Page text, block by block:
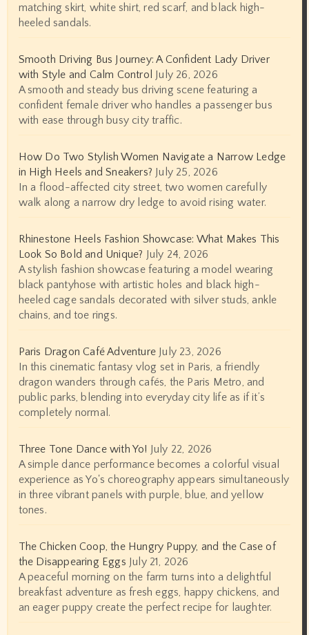
matching skirt, white shirt, red scarf, and black high-
heeled sandals.
Smooth Driving Bus Journey: A Confident Lady Driver
with Style and Calm Control July 26, 2026
A smooth and steady bus driving scene featuring a
confident female driver who handles a passenger bus
with ease through busy city traffic.
How Do Two Stylish Women Navigate a Narrow Ledge
in High Heels and Sneakers? July 25, 2026
In a flood-affected city street, two women carefully
walk along a narrow dry ledge to avoid rising water.
Rhinestone Heels Fashion Showcase: What Makes This
Look So Bold and Unique? July 24, 2026
A stylish fashion showcase featuring a model wearing
black pantyhose with artistic holes and black high-
heeled cage sandals decorated with silver studs, ankle
chains, and toe rings.
Paris Dragon Café Adventure July 23, 2026
In this cinematic fantasy vlog set in Paris, a friendly
dragon wanders through cafés, the Paris Metro, and
public parks, blending into everyday city life as if it’s
completely normal.
Three Tone Dance with Yo! July 22, 2026
A simple dance performance becomes a colorful visual
experience as Yo's choreography appears simultaneously
in three vibrant panels with purple, blue, and yellow
tones.
The Chicken Coop, the Hungry Puppy, and the Case of
the Disappearing Eggs July 21, 2026
A peaceful morning on the farm turns into a delightful
breakfast adventure as fresh eggs, happy chickens, and
an eager puppy create the perfect recipe for laughter.